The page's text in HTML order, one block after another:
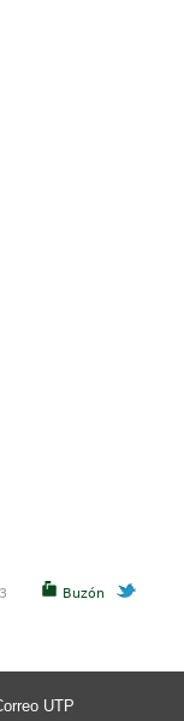
Buzón
UTP